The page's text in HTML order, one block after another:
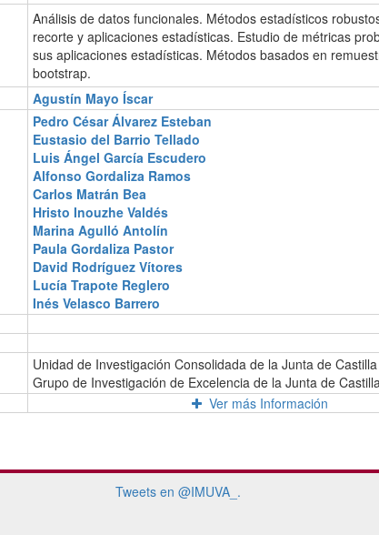
Análisis de datos funcionales. Métodos estadísticos
recorte y aplicaciones estadísticas. Estudio de métricas
sus aplicaciones estadísticas. Métodos basados en
bootstrap.
Agustín Mayo Íscar
Pedro César Álvarez Esteban
Eustasio del Barrio Tellado
Luis Ángel García Escudero
Alfonso Gordaliza Ramos
Carlos Matrán Bea
Hristo Inouzhe Valdés
Marina Agulló Antolín
Paula Gordaliza Pastor
David Rodríguez Vítores
Lucía Trapote Reglero
Inés Velasco Barrero
Unidad de Investigación Consolidada de la Junta de
Grupo de Investigación de Excelencia de la Junta de
Ver más Información
Tweets en @IMUVA_.